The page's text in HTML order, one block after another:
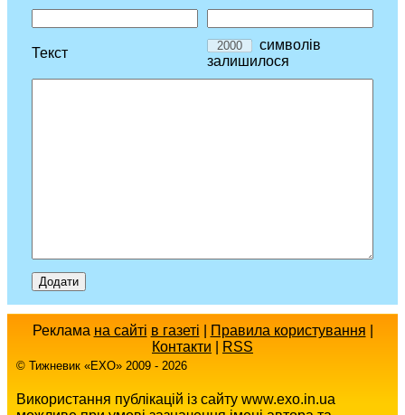
Текст
символів
залишилося
Реклама на сайті в газеті Правила користування
Контакти
RSS
© Тижневик «EХO» 2009 - 2026
Використання публікацій із сайту www.exo.in.ua